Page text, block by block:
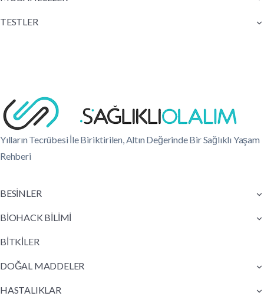
TESTLER
Yılların Tecrübesi İle Biriktirilen, Altın Değerinde Bir Sağlıklı Yaşam
Rehberi
BESİNLER
BİOHACK BİLİMİ
BİTKİLER
DOĞAL MADDELER
HASTALIKLAR